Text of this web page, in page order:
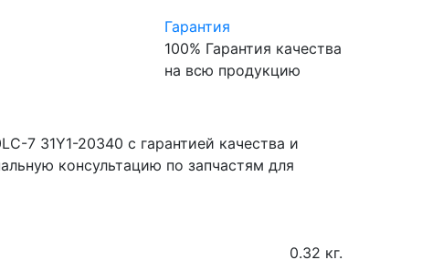
Гарантия
100% Гарантия качества
на всю продукцию
7 31Y1-20340 с гарантией качества и
консультацию по запчастям для
0.32 кг.